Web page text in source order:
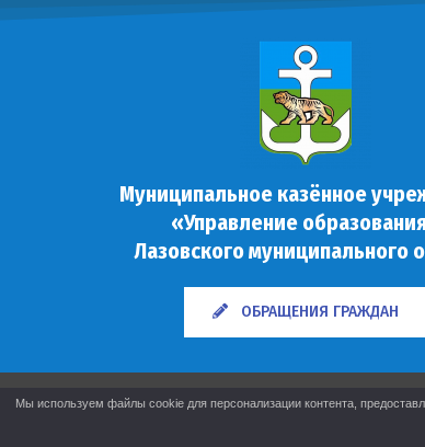
Муниципальное казённое
«Управление
Лазовского муниципального
ОБРАЩЕНИЯ ГРАЖДАН
Мы используем файлы cookie для персонализации контента,